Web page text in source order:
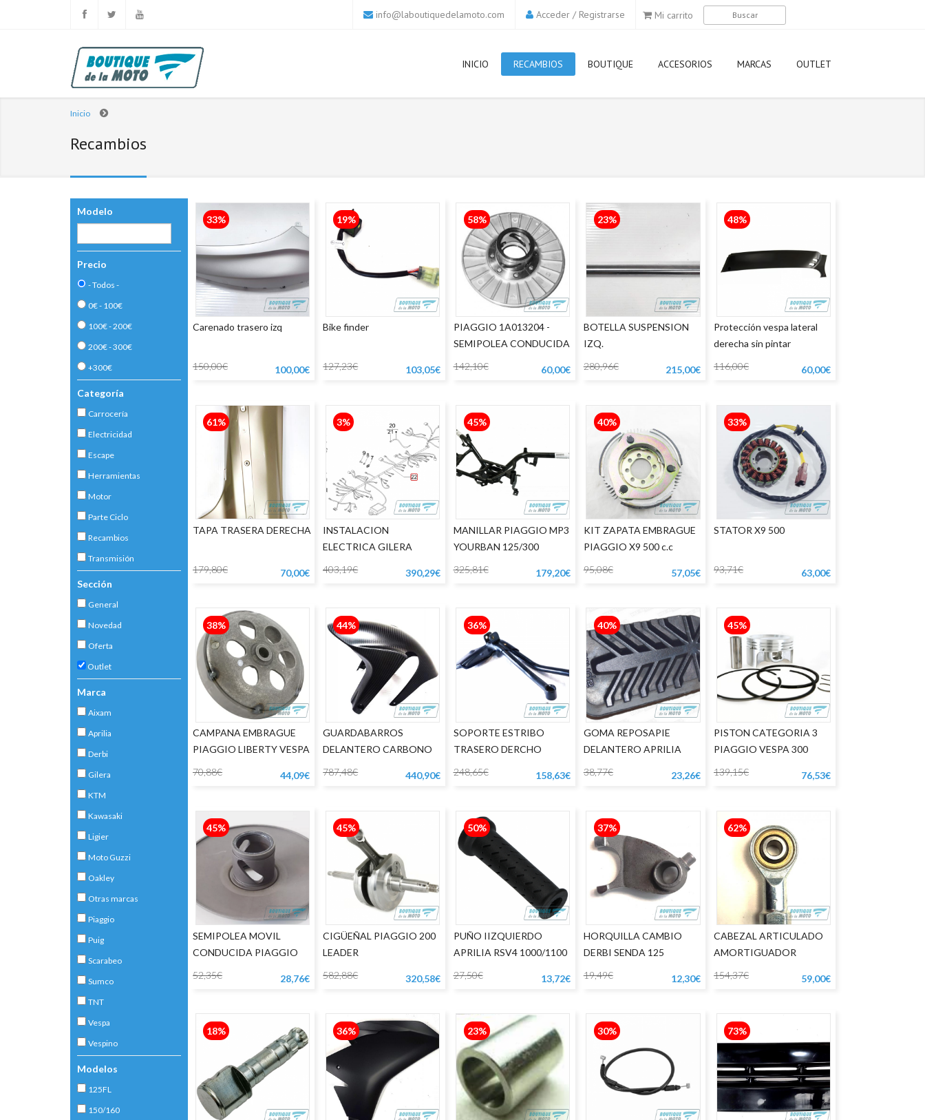
Mi carrito
Acceder / Registrarse
info@laboutiquedelamoto.com
INICIO RECAMBIOS BOUTIQUE ACCESORIOS MARCAS
Kappa
LS2
Motorex
Nitro
Nolan NZI
Shad
Shiro
TNT
Unik Vespa
OUTLET
Recambios
Inicio
Modelo
Precio
- Todos -
0€ - 100€
100€ - 200€
200€ - 300€
+300€
Categoría
Carrocería
Electricidad
Escape
Herramientas
Motor
Parte Ciclo
Recambios
Transmisión
Sección
General
Novedad
Oferta
Outlet
Marca
Aixam
Aprilia
Derbi
Gilera
KTM
Kawasaki
Ligier
Moto Guzzi
Oakley
Otras marcas
Piaggio
Puig
Scarabeo
Sumco
TNT
Vespa
Vespino
Modelos
125FL
150/160
33%
Carenado trasero izq
150,00€ 100,00€
19%
Bike finder
127,23€ 103,05€
58%
PIAGGIO 1A013204 -
SEMIPOLEA CONDUCIDA
142,10€
60,00€
23%
BOTELLA SUSPENSION
IZQ.
280,96€
215,00€
48%
Protección vespa lateral
derecha sin pintar
116,00€
60,00€
61%
TAPA TRASERA DERECHA
179,80€ 70,00€
3%
INSTALACION
ELECTRICA GILERA
403,19€ 390,29€
45%
MANILLAR PIAGGIO MP3
YOURBAN 125/300
325,81€
179,20€
40%
KIT ZAPATA EMBRAGUE
PIAGGIO X9 500 c.c
95,08€
57,05€
33%
STATOR X9 500
93,71€ 63,00€
38%
CAMPANA EMBRAGUE
PIAGGIO LIBERTY VESPA
LX 125
70,88€ 44,09€
44%
GUARDABARROS
DELANTERO CARBONO
APRILIA RSV4 1000
787,48€ 440,90€
36%
SOPORTE ESTRIBO
TRASERO DERCHO
APRILIA SHIVER
248,65€ 158,63€
40%
GOMA REPOSAPIE
DELANTERO APRILIA
DORSODURO
38,77€ 23,26€
45%
PISTON CATEGORIA 3
PIAGGIO VESPA 300
139,15€
76,53€
45%
SEMIPOLEA MOVIL
CONDUCIDA PIAGGIO
52,35€ 28,76€
45%
CIGÜEÑAL PIAGGIO 200
LEADER
582,88€
320,58€
50%
PUÑO IIZQUIERDO
APRILIA RSV4 1000/1100
27,50€
13,72€
37%
HORQUILLA CAMBIO
DERBI SENDA 125
19,49€
12,30€
62%
CABEZAL ARTICULADO
AMORTIGUADOR
154,37€ 59,00€
18% 36% 23% 30% 73%
Páginas